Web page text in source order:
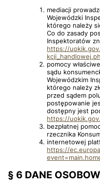
mediacji
Wojewódzki
którego należy
Co do zasady
Inspektoratów
https://
pomocy
sądu
Wojewódzkim
którego należy
przed sądem
postępowanie
dostępny jest
https://
bezpłatnej
rzecznika
internetowej
https://
§ 6 DANE